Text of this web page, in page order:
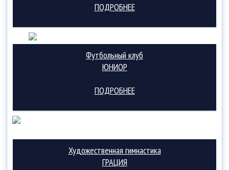
ПОДРОБНЕЕ
Футбольный клуб
ЮНИОР
ПОДРОБНЕЕ
Художественная гимнастика
ГРАЦИЯ